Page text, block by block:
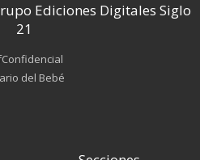
Ediciones Digitales Siglo
21
del Bebé